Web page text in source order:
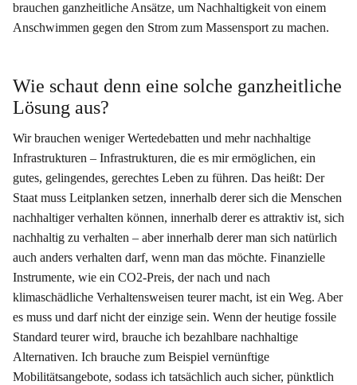
brauchen ganzheitliche Ansätze, um Nachhaltigkeit von einem
Anschwimmen gegen den Strom zum Massensport zu machen.
Wie schaut denn eine solche ganzheitliche
Lösung aus?
Wir brauchen weniger Wertedebatten und mehr nachhaltige
Infrastrukturen – Infrastrukturen, die es mir ermöglichen, ein
gutes, gelingendes, gerechtes Leben zu führen. Das heißt: Der
Staat muss Leitplanken setzen, innerhalb derer sich die Menschen
nachhaltiger verhalten können, innerhalb derer es attraktiv ist, sich
nachhaltig zu verhalten – aber innerhalb derer man sich natürlich
auch anders verhalten darf, wenn man das möchte. Finanzielle
Instrumente, wie ein CO2-Preis, der nach und nach
klimaschädliche Verhaltensweisen teurer macht, ist ein Weg. Aber
es muss und darf nicht der einzige sein. Wenn der heutige fossile
Standard teurer wird, brauche ich bezahlbare nachhaltige
Alternativen. Ich brauche zum Beispiel vernünftige
Mobilitätsangebote, sodass ich tatsächlich auch sicher, pünktlich